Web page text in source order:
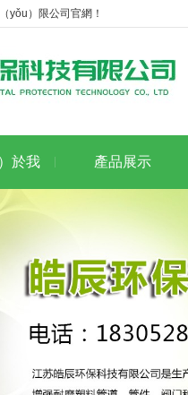
yǒu）限公司官網！
於我 產品展示